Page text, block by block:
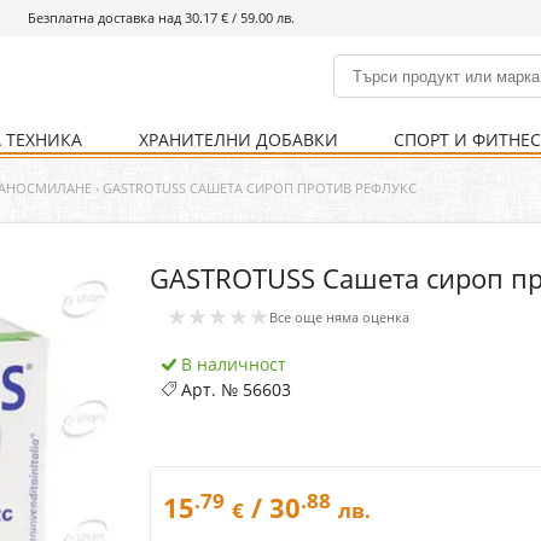
Безплатна доставка над 30.17 € / 59.00 лв.
% Хранителни добавки % Спорт и фитнес
Болно гърло Ваксини
Кости и стави Нервна система
Храносмилателна
Хомеопатия
Инхалатори Термометри
ХРАНИТЕЛНИ ДОБАВКИ
Кости и стави Нервна система
СПОРТ И ФИТНЕС
Храни и напитки Уреди и аксесоари
Детска козметика Козметика за мъже
Уреди Хранене
Хигиена на тялото Предпазни стредства
› GASTROTUSS САШЕТА СИРОП ПРОТИВ РЕФЛУКС
GASTROTUSS Сашета сироп
★★★★★ Все още няма оценка
В наличност
Арт. № 56603
15.79 € / 30.88 лв.